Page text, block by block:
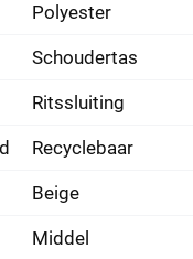
Polyester
Schoudertas
Ritssluiting
Recyclebaar
Beige
Middel